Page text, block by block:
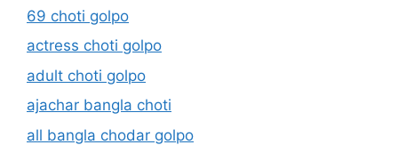
69 choti golpo
actress choti golpo
adult choti golpo
ajachar bangla choti
all bangla chodar golpo